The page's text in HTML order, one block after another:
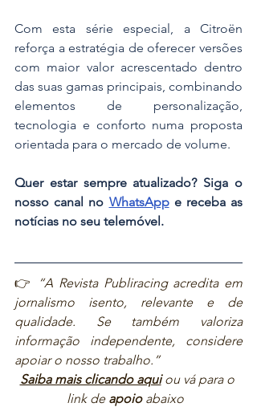
Com esta série especial, a Citroën
reforça a estratégia de oferecer versões
com maior valor acrescentado dentro
das suas gamas principais, combinando
elementos de personalização,
tecnologia e conforto numa proposta
orientada para o mercado de volume.
Quer estar sempre atualizado? Siga o
nosso canal no WhatsApp e receba as
notícias no seu telemóvel.
👉
“A Revista Publiracing acredita em
jornalismo isento, relevante e de
qualidade. Se também valoriza
informação independente, considere
apoiar o nosso trabalho.”
Saiba mais clicando aqui ou vá para o
link de apoio abaixo